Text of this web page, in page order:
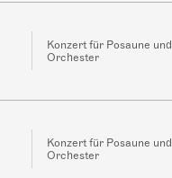
Konzert für Posaune und
Orchester
Konzert für Posaune und
Orchester